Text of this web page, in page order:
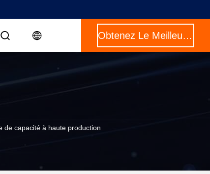
Obtenez Le Meilleur Prix
de capacité à haute production